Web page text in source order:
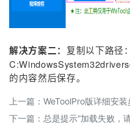
解决方案二： 复制以下路径：
的内容然后保存。
上一篇： WeToolPro版详细安装
下一篇： 总是提示“加载失败，